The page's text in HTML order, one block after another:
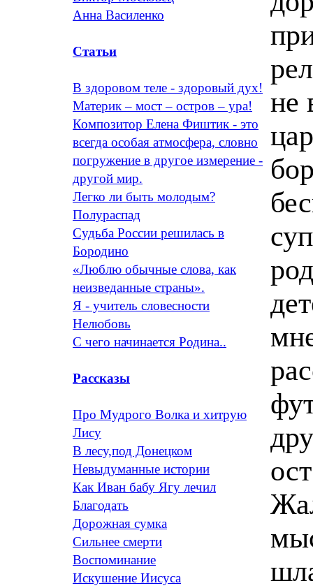
Анна Василенко
Статьи
В здоровом теле - здоровый дух!
Материк – мост – остров – ура!
Композитор Елена Фиштик - это
всегда особая атмосфера, словно
погружение в другое измерение -
другой мир.
Легко ли быть молодым?
Полураспад
Судьба России решилась в
Бородино
«Люблю обычные слова, как
неизведанные страны».
Я - учитель словесности
Нелюбовь
С чего начинается Родина..
Рассказы
Про Мудрого Волка и хитрую
Лису
В лесу,под Донецком
Невыдуманные истории
Как Иван бабу Ягу лечил
Благодать
Дорожная сумка
Сильнее смерти
Воспоминание
Искушение Иисуса
не